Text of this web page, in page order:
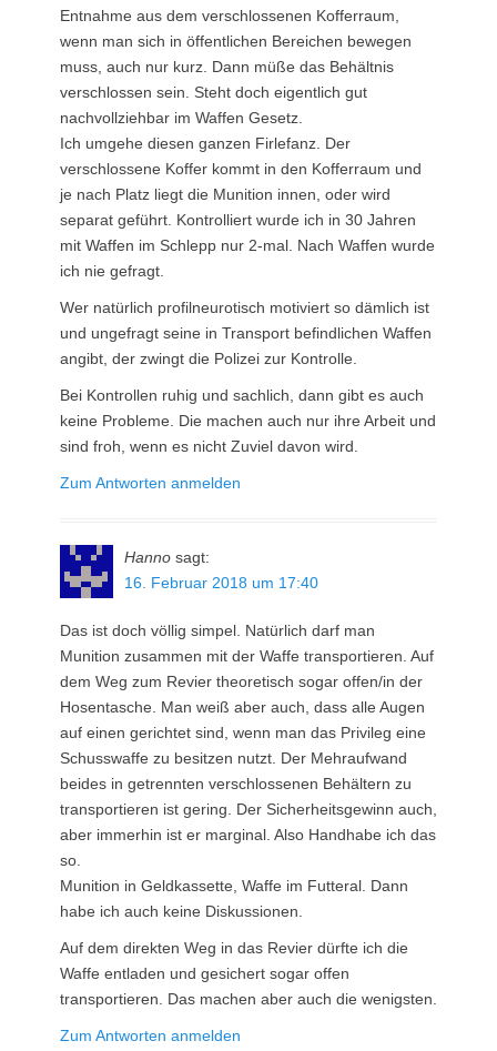
Entnahme aus dem verschlossenen Kofferraum,
wenn man sich in öffentlichen Bereichen bewegen
muss, auch nur kurz. Dann müße das Behältnis
verschlossen sein. Steht doch eigentlich gut
nachvollziehbar im Waffen Gesetz.
Ich umgehe diesen ganzen Firlefanz. Der
verschlossene Koffer kommt in den Kofferraum und
je nach Platz liegt die Munition innen, oder wird
separat geführt. Kontrolliert wurde ich in 30 Jahren
mit Waffen im Schlepp nur 2-mal. Nach Waffen wurde
ich nie gefragt.
Wer natürlich profilneurotisch motiviert so dämlich ist
und ungefragt seine in Transport befindlichen Waffen
angibt, der zwingt die Polizei zur Kontrolle.
Bei Kontrollen ruhig und sachlich, dann gibt es auch
keine Probleme. Die machen auch nur ihre Arbeit und
sind froh, wenn es nicht Zuviel davon wird.
Zum Antworten anmelden
Hanno sagt:
16. Februar 2018 um 17:40
Das ist doch völlig simpel. Natürlich darf man
Munition zusammen mit der Waffe transportieren. Auf
dem Weg zum Revier theoretisch sogar offen/in der
Hosentasche. Man weiß aber auch, dass alle Augen
auf einen gerichtet sind, wenn man das Privileg eine
Schusswaffe zu besitzen nutzt. Der Mehraufwand
beides in getrennten verschlossenen Behältern zu
transportieren ist gering. Der Sicherheitsgewinn auch,
aber immerhin ist er marginal. Also Handhabe ich das
so.
Munition in Geldkassette, Waffe im Futteral. Dann
habe ich auch keine Diskussionen.
Auf dem direkten Weg in das Revier dürfte ich die
Waffe entladen und gesichert sogar offen
transportieren. Das machen aber auch die wenigsten.
Zum Antworten anmelden